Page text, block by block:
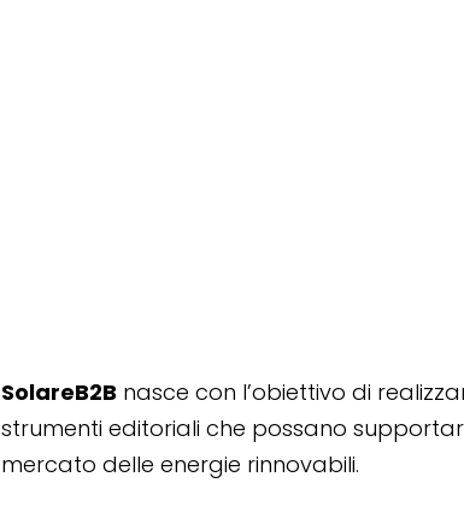
SolareB2B nasce con l’obiettivo di
strumenti editoriali che possano
mercato delle energie rinnovabili.